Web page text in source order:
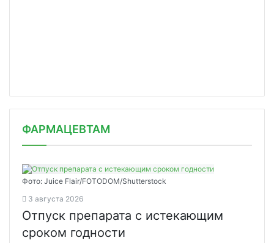
ФАРМАЦЕВТАМ
Фото: Juice Flair/FOTODOM/Shutterstoсk
3 августа 2026
Отпуск препарата с истекающим
сроком годности